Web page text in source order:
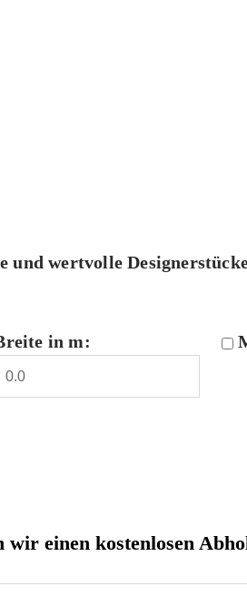
und wertvolle
in m:
wir einen kostenlosen